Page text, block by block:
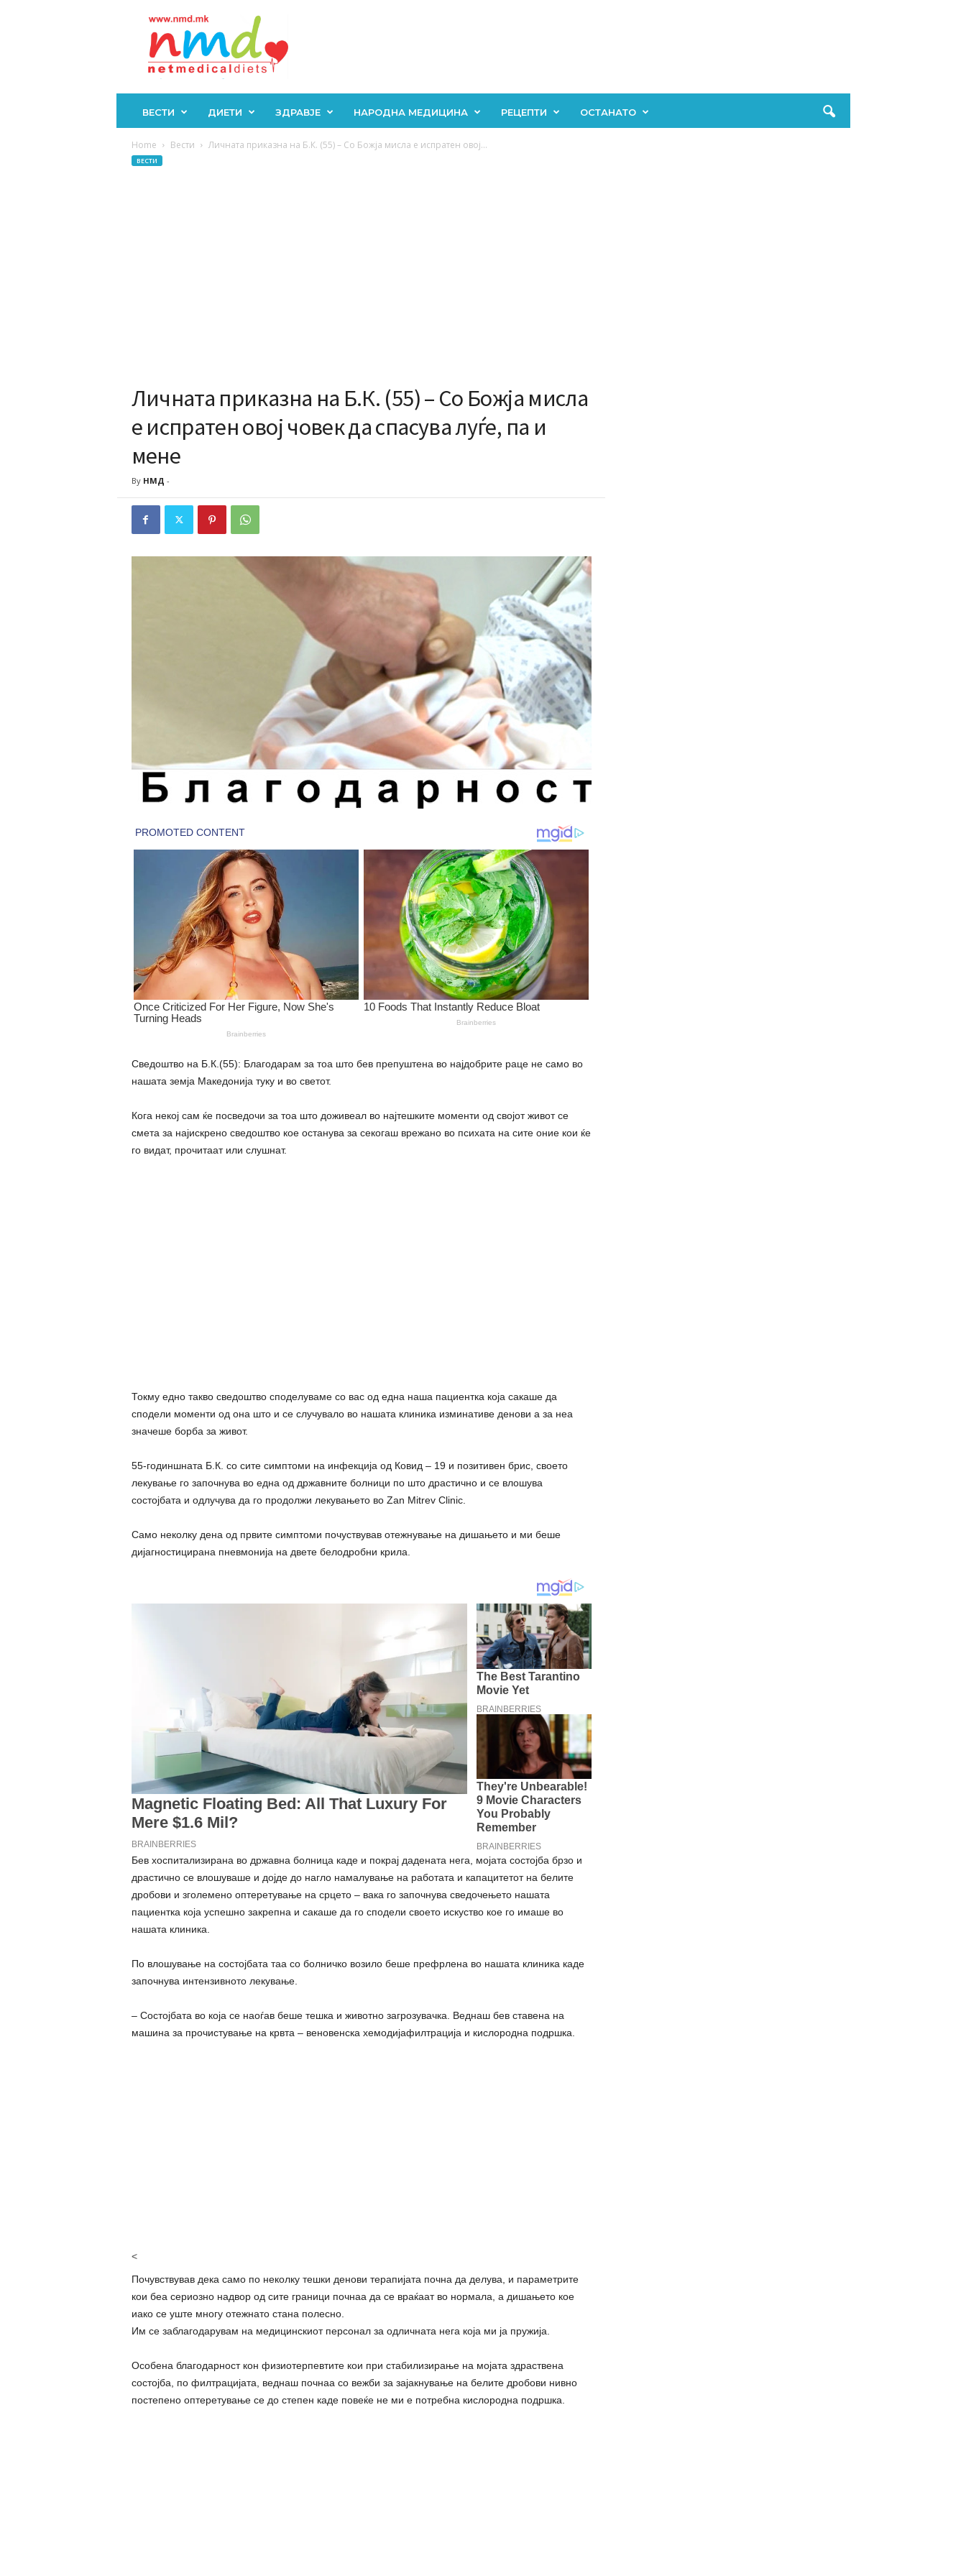
ВЕСТИ ДИЕТИ ЗДРАВЈЕ НАРОДНА МЕДИЦИНА РЕЦЕПТИ ОСТАНАТО
Home Вести Личната приказна на Б.К. (55) – Со Божја мисла е испратен овој...
ВЕСТИ
Личната приказна на Б.К. (55) – Со Божја мисла
е испратен овој човек да спасува луѓе, па и
мене
By НМД -
Сведоштво на Б.К.(55): Благодарам за тоа што бев препуштена во најдобрите раце не само во
нашата земја Македонија туку и во светот.
Кога некој сам ќе посведочи за тоа што доживеал во најтешките моменти од својот живот се
смета за најискрено сведоштво кое останува за секогаш врежано во психата на сите оние кои ќе
го видат, прочитаат или слушнат.
Токму едно такво сведоштво споделуваме со вас од една наша пациентка која сакаше да
сподели моменти од она што и се случувало во нашата клиника изминативе денови а за неа
значеше борба за живот.
55-годиншната Б.К. со сите симптоми на инфекција од Ковид – 19 и позитивен брис, своето
лекување го започнува во една од државните болници по што драстично и се влошува
состојбата и одлучува да го продолжи лекувањето во Zan Mitrev Clinic.
Само неколку дена од првите симптoми почуствував отежнување на дишањето и ми беше
дијагностицирана пневмонија на двете белодробни крила.
Бев хоспитализирана во државна болница каде и покрај дадената нега, мојата состојба брзо и
драстично се влошуваше и дојде до нагло намалување на работата и капацитетот на белите
дробови и зголемено оптеретување на срцето – вака го започнува сведочењето нашата
пациентка која успешно закрепна и сакаше да го сподели своето искуство кое го имаше во
нашата клиника.
По влошување на состојбата таа со болничко возило беше префрлена во нашата клиника каде
започнува интензивното лекување.
– Состојбата во која се наоѓав беше тешка и животно загрозувачка. Веднаш бев ставена на
машина за прочистување на крвта – веновенска хемодијафилтрација и кислородна подршка.
<
Почувствував дека само по неколку тешки денови терапијата почна да делува, и параметрите
кои беа сериозно надвор од сите граници почнаа да се враќаат во нормала, а дишањето кое
иако се уште многу отежнато стана полесно.
Им се заблагодарувам на медицинскиот персонал за одличната нега која ми ја пружија.
Особена благодарност кон физиотерпевтите кои при стабилизирање на мојата здраствена
состојба, по филтрацијата, веднаш почнаа со вежби за зајакнување на белите дробови нивно
постепено оптеретување се до степен каде повеќе не ми е потребна кислородна подршка.